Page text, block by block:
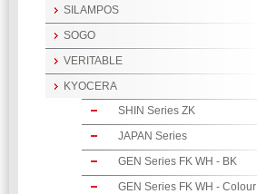
SILAMPOS
SOGO
VERITABLE
KYOCERA
SHIN Series ZK
JAPAN Series
GEN Series FK WH - BK
GEN Series FK WH - Colour